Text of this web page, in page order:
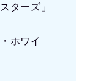
ターズ」
ホワイ